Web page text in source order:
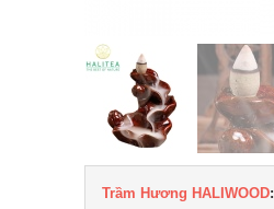
Trầm Hương HALIWOOD: